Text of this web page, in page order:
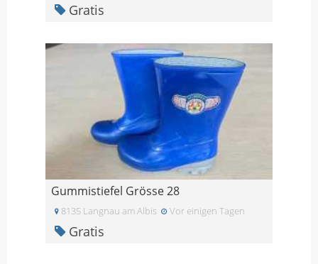
Gratis
Gummistiefel Grösse 28
8135 Langnau am Albis Vor einigen Tagen
Gratis